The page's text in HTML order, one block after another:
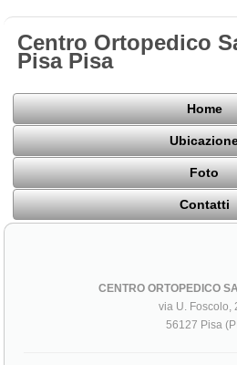
Centro Ortopedico
Pisa Pisa
Home
Foto
Contatti
CENTRO ORTOPEDICO
via U. Foscolo,
56127 Pisa